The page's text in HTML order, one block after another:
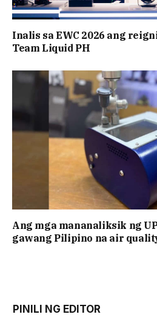
Inalis sa EWC 2026 ang
Team Liquid PH
Ang mga mananaliksik ng
gawang Pilipino na air
PINILI NG EDITOR